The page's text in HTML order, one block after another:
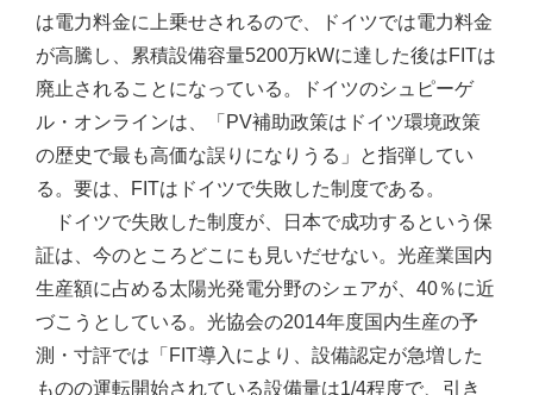
は電力料金に上乗せされるので、ドイツでは電力料金
が高騰し、累積設備容量5200万kWに達した後はFITは
廃止されることになっている。ドイツのシュピーゲ
ル・オンラインは、「PV補助政策はドイツ環境政策
の歴史で最も高価な誤りになりうる」と指弾してい
る。要は、FITはドイツで失敗した制度である。
ドイツで失敗した制度が、日本で成功するという保
証は、今のところどこにも見いだせない。光産業国内
生産額に占める太陽光発電分野のシェアが、40％に近
づこうとしている。光協会の2014年度国内生産の予
測・寸評では「FIT導入により、設備認定が急増した
ものの運転開始されている設備量は1/4程度で、引き